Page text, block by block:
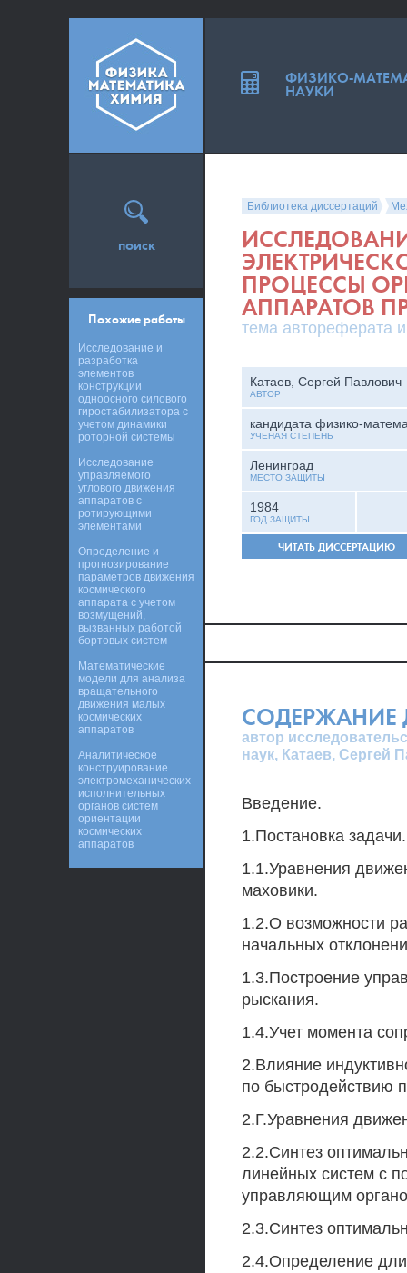
Библиотека диссертаций
ПРОЦЕССЫ
АППАРАТОВ
тема автореферата
Катаев, Сергей Павлович
АВТОР
кандидата физико-
УЧЕНАЯ СТЕПЕНЬ
Ленинград
МЕСТО ЗАЩИТЫ
1984
ГОД ЗАЩИТЫ
ЧИТАТЬ ДИССЕРТАЦИЮ
СОДЕРЖАНИЕ
автор
наук, Катаев, Сергей
Введение.
1.Постановка задачи.
1.1.Уравнения
маховики.
1.2.О возможности
начальных
1.3.Построение
рыскания.
1.4.Учет момента
2.Влияние
по быстродействию
2.Г.Уравнения
2.2.Синтез
линейных систем с
управляющим
2.3.Синтез
2.4.Определение
поиск
Похожие работы
Исследование и
разработка
элементов
конструкции
одноосного силового
гиростабилизатора с
учетом динамики
роторной системы
Исследование
управляемого
углового движения
аппаратов с
ротирующими
элементами
Определение и
прогнозирование
параметров движения
космического
аппарата с учетом
возмущений,
вызванных работой
бортовых систем
Математические
модели для анализа
вращательного
движения малых
космических
аппаратов
Аналитическое
конструирование
электромеханических
исполнительных
органов систем
ориентации
космических
аппаратов
ФИЗИКО-
НАУКИ